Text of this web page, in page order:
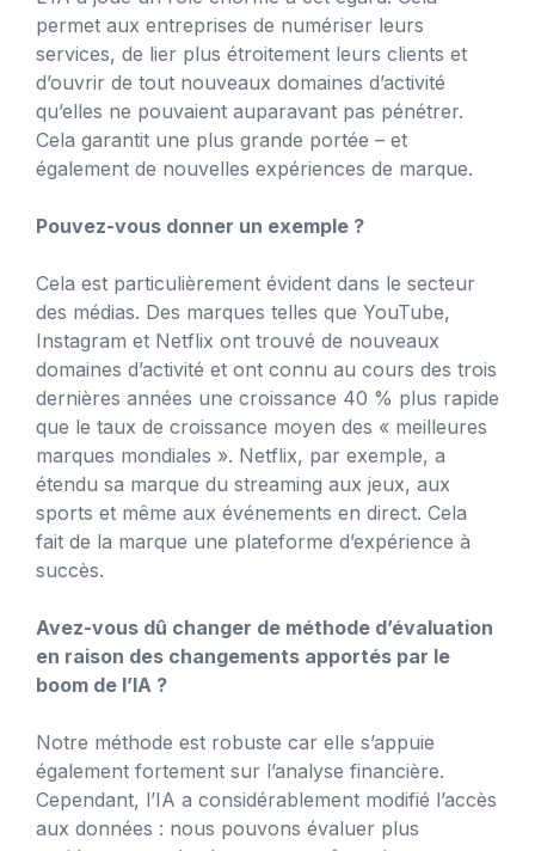
permet aux entreprises de numériser leurs
services, de lier plus étroitement leurs clients et
d’ouvrir de tout nouveaux domaines d’activité
qu’elles ne pouvaient auparavant pas pénétrer.
Cela garantit une plus grande portée – et
également de nouvelles expériences de marque.
Pouvez-vous donner un exemple ?
Cela est particulièrement évident dans le secteur
des médias. Des marques telles que YouTube,
Instagram et Netflix ont trouvé de nouveaux
domaines d’activité et ont connu au cours des trois
dernières années une croissance 40 % plus rapide
que le taux de croissance moyen des « meilleures
marques mondiales ». Netflix, par exemple, a
étendu sa marque du streaming aux jeux, aux
sports et même aux événements en direct. Cela
fait de la marque une plateforme d’expérience à
succès.
Avez-vous dû changer de méthode d’évaluation
en raison des changements apportés par le
boom de l’IA ?
Notre méthode est robuste car elle s’appuie
également fortement sur l’analyse financière.
Cependant, l’IA a considérablement modifié l’accès
aux données : nous pouvons évaluer plus